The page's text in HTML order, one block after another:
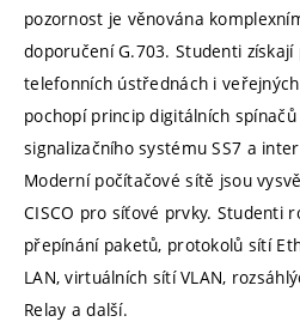
pozornost je věnována
doporučení G.703. Studenti
telefonních ústřednách i
pochopí princip digitálních
signalizačního systému SS7 a
Moderní počítačové sítě jsou
CISCO pro síťové prvky. Studenti
přepínání paketů, protokolů sítí
LAN, virtuálních sítí VLAN,
Relay a další.